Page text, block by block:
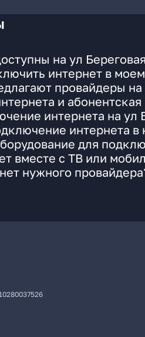
на ул
интернет в
провайдеры
и абонентская
интернета на ул
интернета в
для
вместе с ТВ или
нужного